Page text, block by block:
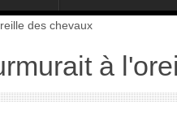
des chevaux
à